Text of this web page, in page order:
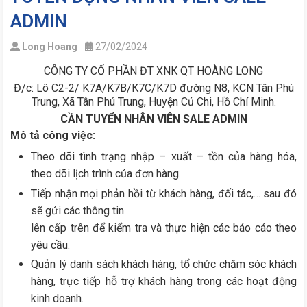
ADMIN
Long Hoang 27/02/2024
CÔNG TY CỔ PHẦN ĐT XNK QT HOÀNG LONG
Đ/c: Lô C2-2/ K7A/K7B/K7C/K7D đường N8, KCN Tân Phú
Trung, Xã Tân Phú Trung, Huyện Củ Chi, Hồ Chí Minh.
CẦN TUYỂN NHÂN VIÊN SALE ADMIN
Mô tả công việc:
Theo dõi tình trạng nhập – xuất – tồn của hàng hóa,
theo dõi lịch trình của đơn hàng.
Tiếp nhận mọi phản hồi từ khách hàng, đối tác,… sau đó
sẽ gửi các thông tin
lên cấp trên để kiểm tra và thực hiện các báo cáo theo
yêu cầu.
Quản lý danh sách khách hàng, tổ chức chăm sóc khách
hàng, trực tiếp hỗ trợ khách hàng trong các hoạt động
kinh doanh.